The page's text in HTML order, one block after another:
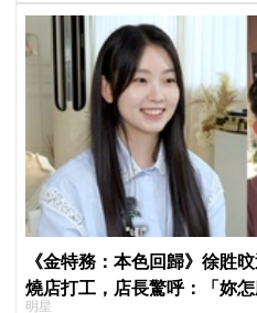
《金特務：本色回歸》徐貹
燒店打工，店長驚呼：「妳怎
明星